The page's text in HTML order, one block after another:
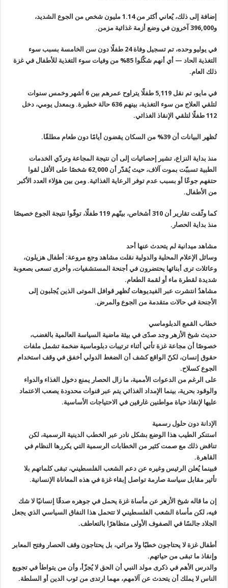
إضافة إلى ذلك، يُعاني أكثر من 1.14 مليون شخص من الجوع الشديد،
و396,000 آخرون في وضع أزمة غذائية مزمن.
في يوليو وحده، تم تسجيل وفاة 24 طفلًا دون سن الخامسة بسبب سوء
التغذية الحاد — أي أنهم شكّلوا 85% من وفيات سوء التغذية للأطفال في غزة
ذلك العام.
في مايو، تم نقل 5,119 طفلًا يتراوح عمرهم بين 6 أشهر وخمس سنوات
لتلقي العلاج من سوء التغذية، بينهم 636 حالة خطيرة. وبمعدل يومي، دخل
112 طفلًا لتلقي الإنقاذ الغذائي.
تُظهر البيانات أن 39% من السكان يقضون أيامًا دون طعام مطلقًا.
منذ بداية النزاع، تشير إحصائيات إلى أن نتيجة المجاعة وتردّي الخدمات
الطبية تسببّت بموت آلاف، حيث يُقدّر أن 62,000 شخصًا على الأقل لقوا
حتفهم جوعًا أو بسبب عدم توفر الرعاية الغذائية. ومن بين هؤلاء العدد الأكبر
من الأطفال.
كما وثّقت تقارير أن 310 أشخاص، بينًهم 119 طفلًا، توفّوا نتيجة الجوع خصيصًا
منذ بداية الحصار.
مشاهد ميدانية لم يتحدث عنها أحد
وسائل الإعلام المحلية والدولية نقلت مشاهد وجع مروعة: أطفال هزيلون،
وعائلات ترى أبنائها يحتضرون في أجنحة المستشفيات، وأخرى تسعى بصعوبة
شديدة لقطرة ماء أو لقمة الطعام.
مشاهدٌ انتشرت عبر الفيديوهات تُظهر قوافل الموتى الذين يُجلبون إلى
الأجنحة في حالات متقدمة من الجوع والمرض.
خطاب القمع الدبلوماسي
حديث شيخ الأزهر وجد صدًى في بيئة ماضية السياسة العالمية بالغضب،
خصوصًا أن مجاعة غزة تأتي أثناء ترتيبات دبلوماسية ضخمة تشمل ملفات
حقوق إنسان، لكنّ الواقع كشف أن الضغط الدولي أخفق في وقف استخدام
الجوع كسلاح.
على الرغم من الدعوات الأممية، ما زال الحصار يمنع دخول الغذاء والدواء
والوقود بحرية، بينما الإمداد الغذائي يتم عبر قنوات محدودة يصعب الاعتماد
عليها لإنقاذ حياة مواطنين غارقين في الاحتياجات الأساسية.
الإدانة دون حلول رسمية
استنكر الطيب هذا الوضع بشكل نادر عبر الخطب الدينية الرسمية، لكن
تناقض ذلك مع صمت كثير من الخطابات الرسمية التي يكررها النظام في
القاهرة.
فبينما يُعلن الرئيس وغيره عن دعم الشعب الفلسطيني، تبقى كلماتهم بلا
تأثير مقابل سياسة صارمة تواصل إبقاء غزة في هذه المعاناة الإنسانية.
إن ما قاله شيخ الأزهر عن مأساة غزة يحمل في جوهره صدقًا إنسانيًا لا شك
فيه، لكن مأساة الشعب الفلسطيني لا تتحمل هذا النفاق السياسي الذي يجعل
الجلاد جالسًا في الصفوف الأولى متظاهرًا بالتعاطف.
أطفال غزة لا يحتاجون خطبًا ولا مراثي، بل يحتاجون وقف الحصار وفتح المعابر
وإنقاذ ما تبقى من حياتهم.
والدرس الأهم في ذكرى مولد النبي أن الحق لا يُجزّأ، وأن من يتواطأ في تجويع
الناس لا يملك أن يتحدث عن آلامهم، مهما ارتدى من ثوب الدين أو السلطة.